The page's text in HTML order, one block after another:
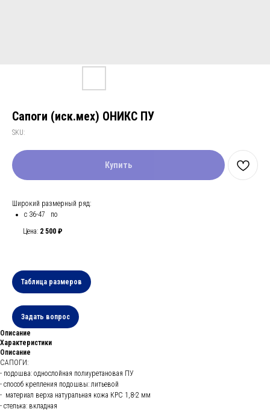
Сапоги (иск.мех) ОНИКС ПУ
SKU:
Купить
Широкий размерный ряд:
с 36-47 по
Цена: 2 500 ₽
Таблица размеров
Задать вопрос
Описание
Характеристики
Описание
САПОГИ:
- подошва: однослойная полиуретановая ПУ
- способ крепления подошвы: литьевой
- материал верха натуральная кожа КРС 1,8-2 мм
- стелька: вкладная